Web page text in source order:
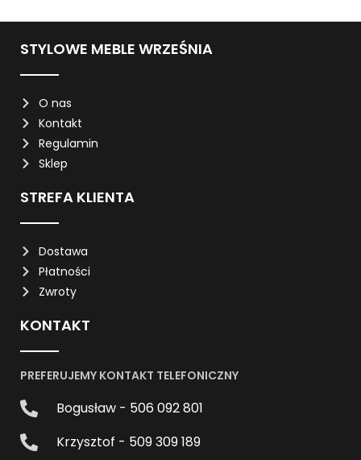
STYLOWE MEBLE WRZEŚNIA
O nas
Kontakt
Regulamin
Sklep
STREFA KLIENTA
Dostawa
Płatności
Zwroty
KONTAKT
PREFERUJEMY KONTAKT TELEFONICZNY
Bogusław - 506 092 801
Krzysztof - 509 309 189